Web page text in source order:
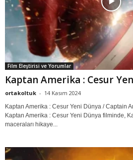
Film Eleştirisi ve Yorumlar
Kaptan Amerika : Cesur
ortakoltuk - 14 Kasım 2024
Kaptan Amerika : Cesur Yeni Dünya / Captain
Kaptan Amerika : Cesur Yeni Dünya filminde,
maceraları hikaye...